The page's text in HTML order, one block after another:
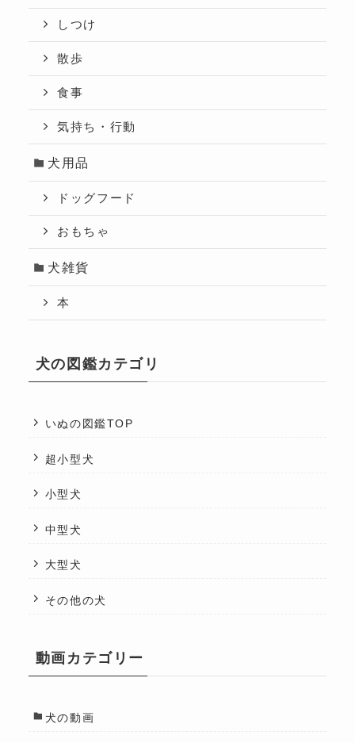
しつけ
散歩
食事
気持ち・行動
犬用品
ドッグフード
おもちゃ
犬雑貨
本
犬の図鑑カテゴリ
いぬの図鑑TOP
超小型犬
小型犬
中型犬
大型犬
その他の犬
動画カテゴリー
犬の動画